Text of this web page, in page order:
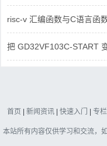
risc-v 汇编函数与C语言函
把 GD32VF103C-START
首页 | 新闻资讯 | 快速入门 | 专栏
本站所有内容仅供学习和交流，